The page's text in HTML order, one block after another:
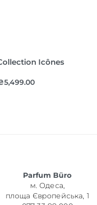
Icônes
5,499.00
Parfum Büro
м. Одеса,
площа Європейська, 1